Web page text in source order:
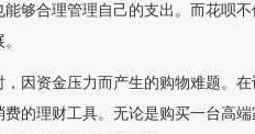
够合理管理自己的支出。而花呗
因资金压力而产生的购物难题。
的理财工具。无论是购买一台高